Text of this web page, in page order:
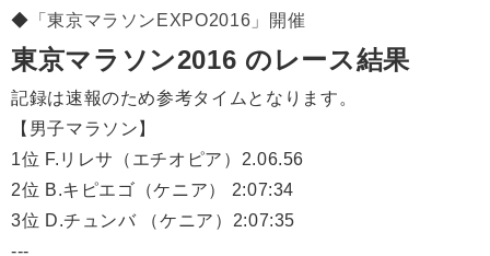
◆ 「東京マラソンEXPO2016」開催
東京マラソン2016 のレース結果
記録は速報のため参考タイムとなります。
【男子マラソン】
1位 F.リレサ（エチオピア）2.06.56
2位 B.キピエゴ（ケニア） 2:07:34
3位 D.チュンバ （ケニア）2:07:35
---